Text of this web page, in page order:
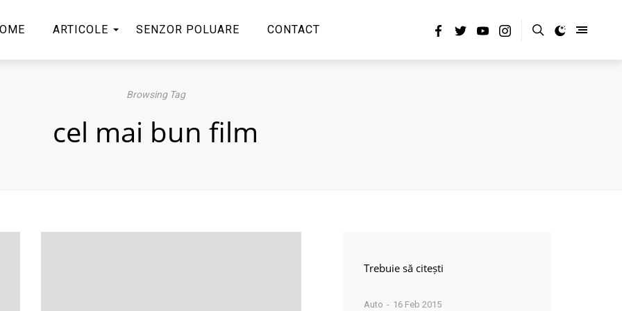
ARTICOLE SENZOR POLUARE CONTACT
Browsing Tag
cel mai bun film
Trebuie să citești
Auto 16 Feb 2015